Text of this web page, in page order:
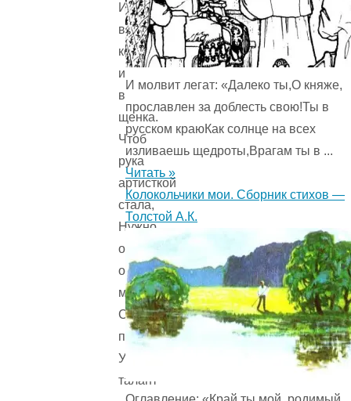
И
в
котёнка,
и
в
щенка.
Чтоб
рука
артисткой
стала,
Нужно
очень-
очень
мало:
Специальные
перчатки,
Ум,
талант
И молвит легат: «Далеко ты,О княже,
прославлен за доблесть свою!Ты в
русском краюКак солнце на всех
изливаешь щедроты,Врагам ты в ...
Читать »
Колокольчики мои. Сборник стихов —
Толстой А.К.